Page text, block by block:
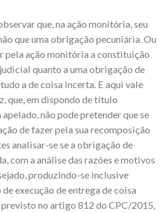
que, na ação monitória, seu
que uma obrigação pecuniária. Ou
pela ação monitória a constituição
quanto a uma obrigação de
a de coisa incerta. E aqui vale
que, em dispondo de título
não pode pretender que se
de fazer pela sua recomposição
analisar-se se a obrigação de
com a análise das razões e motivos
produzindo-se inclusive
execução de entrega de coisa
no artigo 812 do CPC/2015,